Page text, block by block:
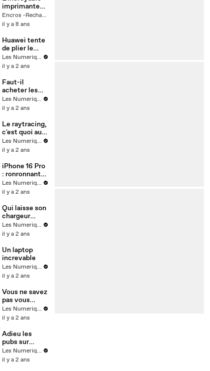
imprimante
manuelle
Holga
Encros -Recharge de Cartouche & Toner + Actus
il y a 8 ans
Huawei tente
de plier le
game
Les Numeriques
il y a 2 ans
Faut-il
acheter les
nouveaux
AirPods ?
Les Numeriques
il y a 2 ans
Le raytracing,
c'est quoi au
juste ?
Les Numeriques
il y a 2 ans
iPhone 16 Pro
: ronronnant
mais toujours
excellent
Les Numeriques
il y a 2 ans
Qui laisse son
chargeur
branché ? Les Numeriques
il y a 2 ans
Un laptop
increvable
Les Numeriques
il y a 2 ans
Vous ne savez
pas vous
brosser les
dents !
Les Numeriques
il y a 2 ans
Adieu les
pubs sur
iPhone !
Les Numeriques
il y a 2 ans